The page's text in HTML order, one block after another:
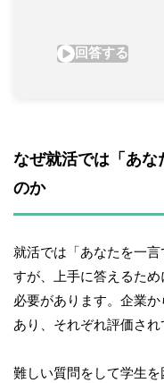
なぜ就活では「あな
のか
就活では「あなたを一
すが、上手に答えるた
必要があります。企業
あり、それぞれ評価され
難しい質問をして学生